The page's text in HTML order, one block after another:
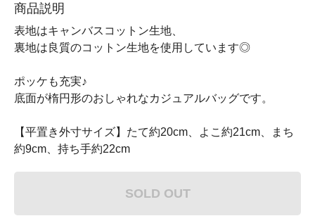
商品説明
表地はキャンバスコットン生地、
裏地は良質のコットン生地を使用しています◎
ポッケも充実♪
底面が楕円形のおしゃれなカジュアルバッグです。
【平置き外寸サイズ】たて約20cm、よこ約21cm、まち
約9cm、持ち手約22cm
SOLD OUT